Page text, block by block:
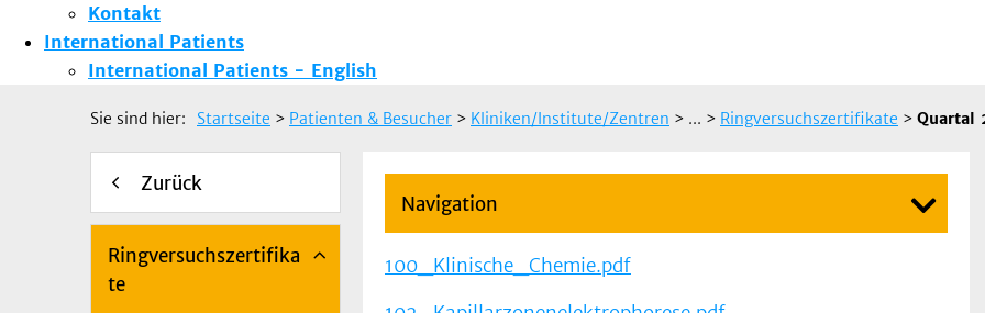
Kontakt
International Patients
International Patients - English
Sie sind hier: Startseite > Patienten & Besucher > Kliniken/Institute/Zentren > ... > Ringversuchszertifikate > Quartal
Zurück
Ringversuchszertifika
te
Navigation
100_Klinische_Chemie.pdf